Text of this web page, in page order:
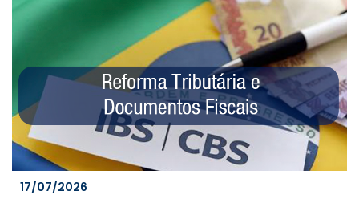
17/07/2026